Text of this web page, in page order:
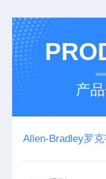
产
Allen-Bradley罗